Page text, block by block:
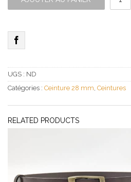
Ceinture
UGS : ND
Catégories : Ceinture 28 mm Ceintures
RELATED PRODUCTS